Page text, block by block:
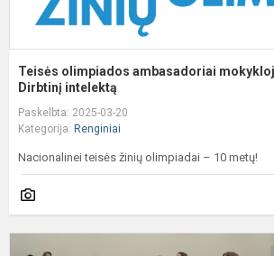
Teisės olimpiados ambasadoriai
Dirbtinį intelektą
Paskelbta: 2025-03-20
Kategorija: Renginiai
Nacionalinei teisės žinių olimpiadai – 10 metų!